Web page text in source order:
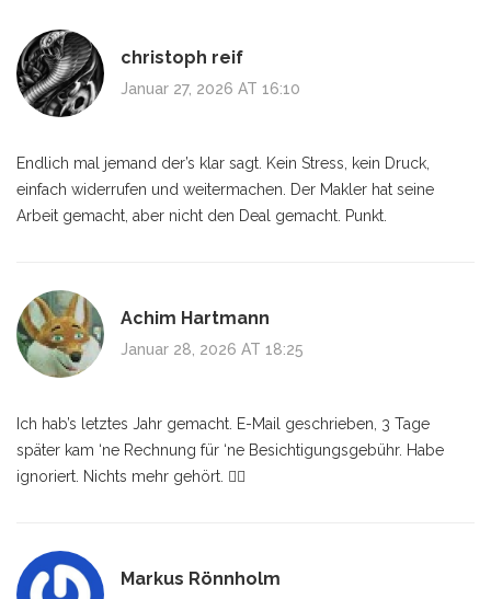
christoph reif
Januar 27, 2026 AT 16:10
Endlich mal jemand der’s klar sagt. Kein Stress, kein Druck,
einfach widerrufen und weitermachen. Der Makler hat seine
Arbeit gemacht, aber nicht den Deal gemacht. Punkt.
Achim Hartmann
Januar 28, 2026 AT 18:25
Ich hab’s letztes Jahr gemacht. E-Mail geschrieben, 3 Tage
später kam ‘ne Rechnung für ‘ne Besichtigungsgebühr. Habe
ignoriert. Nichts mehr gehört. 🤷‍♂️
Markus Rönnholm